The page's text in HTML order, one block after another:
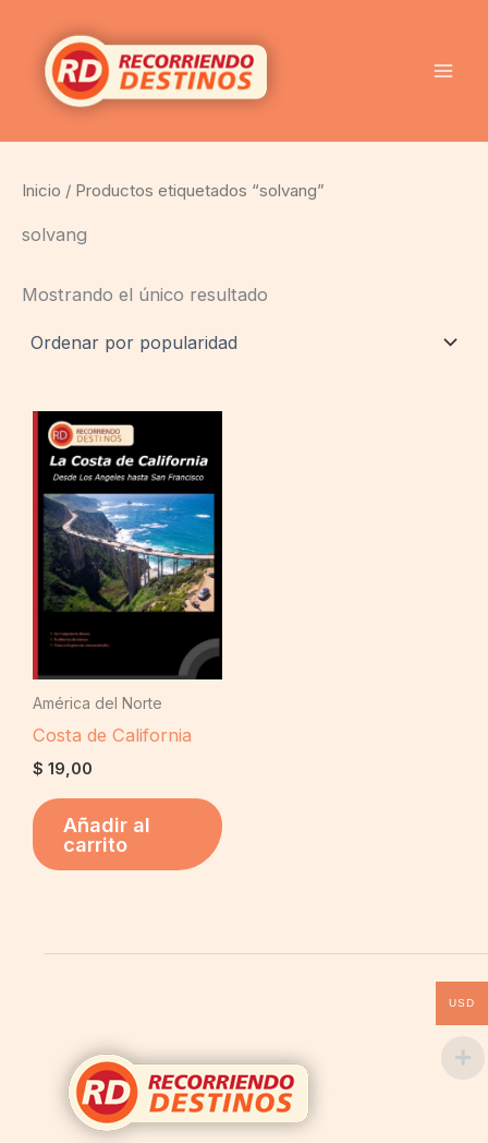
contenido
Inicio / Productos etiquetados “solvang”
solvang
Mostrando el único resultado
América del Norte
Costa de California
$ 19,00
Añadir al
carrito
USD